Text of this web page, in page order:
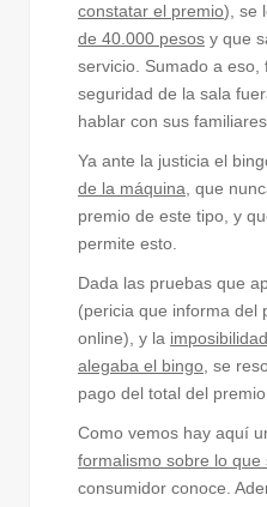
constatar el premio), se
de 40.000 pesos y que
servicio. Sumado a eso,
seguridad de la sala
hablar con sus familiares.
Ya ante la justicia el
de la máquina , que
premio de este tipo, y
permite esto.
Dada las pruebas que
(pericia que informa del
online), y la
alegaba el bingo , se
pago del total del premio.
Como vemos hay aquí
formalismo sobre lo que
consumidor conoce.